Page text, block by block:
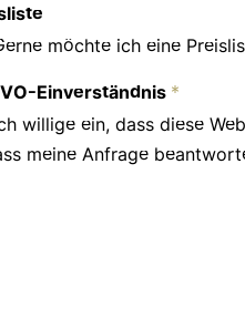
möchte ich eine
Einverständnis *
willige ein, dass diese
meine Anfrage